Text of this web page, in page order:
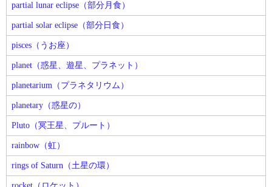
partial lunar eclipse（部分月食）
partial solar eclipse（部分日食）
pisces（うお座）
planet（惑星、遊星、プラネット）
planetarium（プラネタリウム）
planetary（惑星の）
Pluto（冥王星、プルート）
rainbow（虹）
rings of Saturn（土星の環）